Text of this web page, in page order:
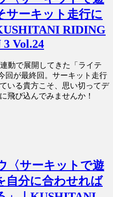
サーキット走行に
RIDING
Vol.24
動で展開してきた「ライテ
回が最終回。サーキット走行
いる貴方こそ、思い切ってデ
飛び込んでみませんか！
〈サーキットで遊
自分に合わせれば